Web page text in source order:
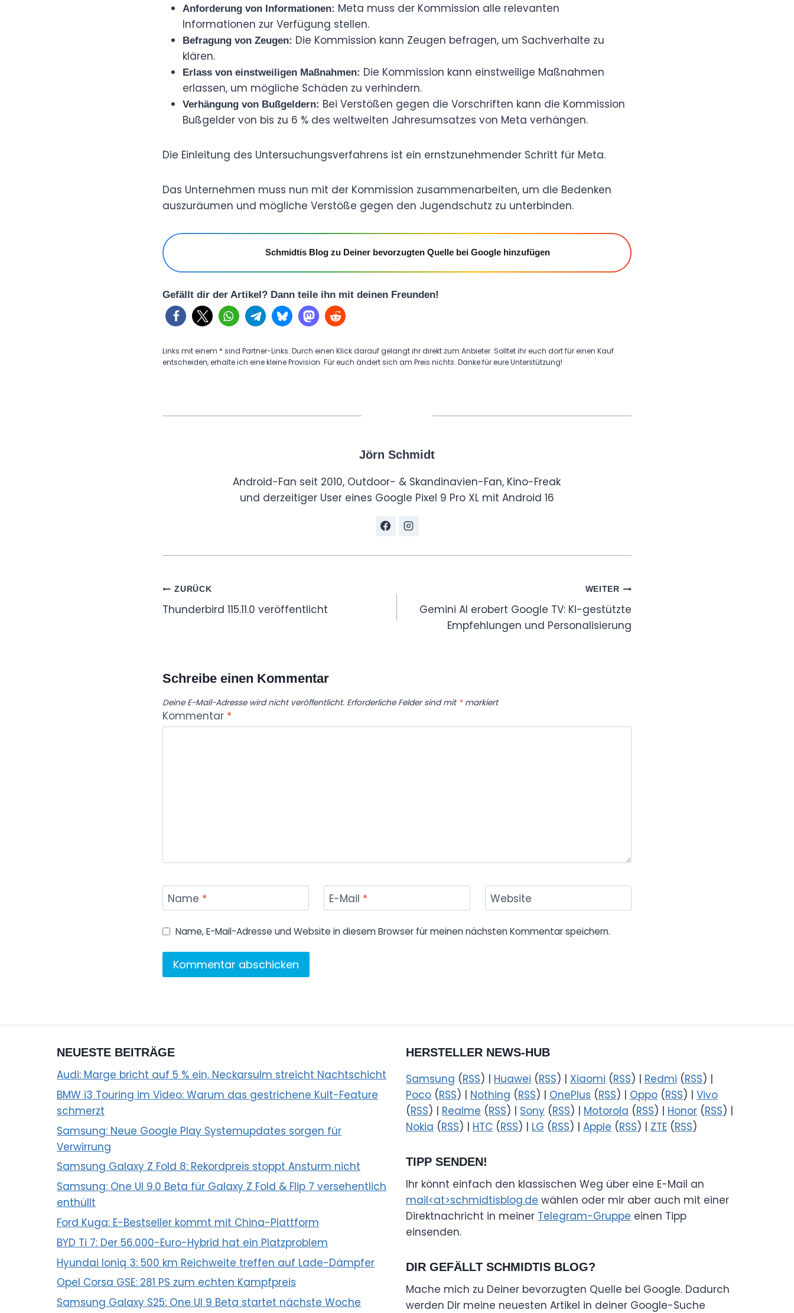
Anforderung von Informationen: Meta muss der Kommission alle relevanten
Informationen zur Verfügung stellen.
Befragung von Zeugen: Die Kommission kann Zeugen befragen, um Sachverhalte zu
klären.
Erlass von einstweiligen Maßnahmen: Die Kommission kann einstweilige Maßnahmen
erlassen, um mögliche Schäden zu verhindern.
Verhängung von Bußgeldern: Bei Verstößen gegen die Vorschriften kann die Kommission
Bußgelder von bis zu 6 % des weltweiten Jahresumsatzes von Meta verhängen.
Die Einleitung des Untersuchungsverfahrens ist ein ernstzunehmender Schritt für Meta.
Das Unternehmen muss nun mit der Kommission zusammenarbeiten, um die Bedenken
auszuräumen und mögliche Verstöße gegen den Jugendschutz zu unterbinden.
Schmidtis Blog zu Deiner bevorzugten Quelle bei Google hinzufügen
Gefällt dir der Artikel? Dann teile ihn mit deinen Freunden!
Links mit einem * sind Partner-Links. Durch einen Klick darauf gelangt ihr direkt zum Anbieter. Solltet ihr euch dort für einen Kauf
entscheiden, erhalte ich eine kleine Provision. Für euch ändert sich am Preis nichts. Danke für eure Unterstützung!
Jörn Schmidt
Android-Fan seit 2010, Outdoor- & Skandinavien-Fan, Kino-Freak
und derzeitiger User eines Google Pixel 9 Pro XL mit Android 16
Beitragsnavigation
ZURÜCK
Thunderbird 115.11.0 veröffentlicht
WEITER
Gemini AI erobert Google TV: KI-gestützte
Empfehlungen und Personalisierung
Schreibe einen Kommentar
Deine E-Mail-Adresse wird nicht veröffentlicht. Erforderliche Felder sind mit *markiert
Kommentar *
Name * E-Mail * Website
Name, E-Mail-Adresse und Website in diesem Browser für meinen nächsten Kommentar speichern.
NEUESTE BEITRÄGE
Audi: Marge bricht auf 5 % ein, Neckarsulm streicht Nachtschicht
BMW i3 Touring im Video: Warum das gestrichene Kult-Feature
schmerzt
Samsung: Neue Google Play Systemupdates sorgen für
Verwirrung
Samsung Galaxy Z Fold 8: Rekordpreis stoppt Ansturm nicht
Samsung: One UI 9.0 Beta für Galaxy Z Fold & Flip 7 versehentlich
enthüllt
Ford Kuga: E-Bestseller kommt mit China-Plattform
BYD Ti 7: Der 56.000-Euro-Hybrid hat ein Platzproblem
Hyundai Ioniq 3: 500 km Reichweite treffen auf Lade-Dämpfer
Opel Corsa GSE: 281 PS zum echten Kampfpreis
Samsung Galaxy S25: One UI 9 Beta startet nächste Woche
HERSTELLER NEWS-HUB
Samsung (RSS) | Huawei (RSS) | Xiaomi (RSS) | Redmi (RSS) |
Poco (RSS) | Nothing (RSS) | OnePlus (RSS) | Oppo (RSS) | Vivo
(RSS) | Realme (RSS) | Sony (RSS) | Motorola (RSS) | Honor (RSS) |
Nokia (RSS) | HTC (RSS) | LG (RSS) | Apple (RSS) | ZTE (RSS)
TIPP SENDEN!
Ihr könnt einfach den klassischen Weg über eine E-Mail an
mail<at>schmidtisblog.de wählen oder mir aber auch mit einer
Direktnachricht in meiner Telegram-Gruppe einen Tipp
einsenden.
DIR GEFÄLLT SCHMIDTIS BLOG?
Mache mich zu Deiner bevorzugten Quelle bei Google. Dadurch
werden Dir meine neuesten Artikel in deiner Google-Suche